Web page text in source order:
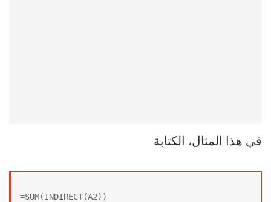
في هذا المثال، الكتابة
=SUM(INDIRECT(A2))